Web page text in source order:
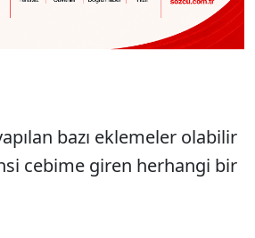
bazı eklemeler olabilir
cebime giren herhangi bir